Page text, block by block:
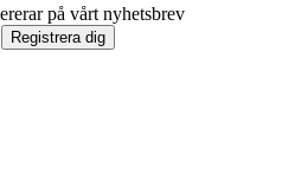
på vårt nyhetsbrev
Registrera dig